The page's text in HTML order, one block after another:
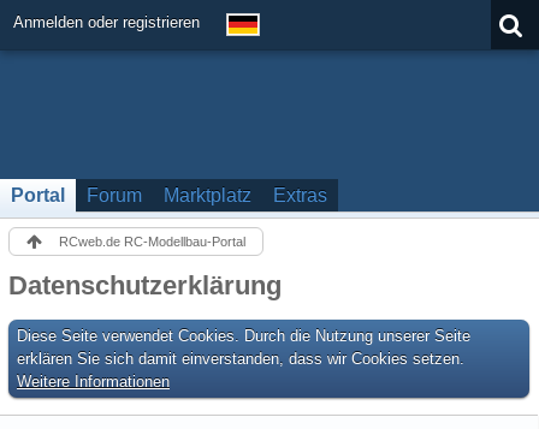
Anmelden oder registrieren
Portal Forum Marktplatz Extras
RCweb.de RC-Modellbau-Portal
Datenschutzerklärung
Diese Seite verwendet Cookies. Durch die Nutzung unserer Seite
erklären Sie sich damit einverstanden, dass wir Cookies setzen.
Weitere Informationen